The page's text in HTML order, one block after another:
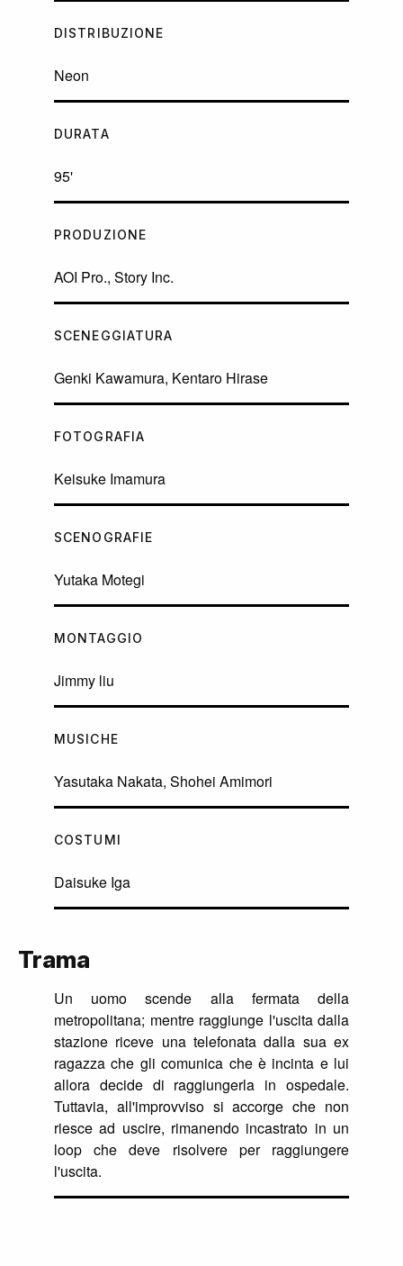
DISTRIBUZIONE
Neon
DURATA
95'
PRODUZIONE
AOI Pro., Story Inc.
SCENEGGIATURA
Genki Kawamura, Kentaro Hirase
FOTOGRAFIA
Keisuke Imamura
SCENOGRAFIE
Yutaka Motegi
MONTAGGIO
Jimmy liu
MUSICHE
Yasutaka Nakata, Shohei Amimori
COSTUMI
Daisuke Iga
Trama
Un uomo scende alla fermata della
metropolitana; mentre raggiunge l'uscita dalla
stazione riceve una telefonata dalla sua ex
ragazza che gli comunica che è incinta e lui
allora decide di raggiungerla in ospedale.
Tuttavia, all'improvviso si accorge che non
riesce ad uscire, rimanendo incastrato in un
loop che deve risolvere per raggiungere
l'uscita.